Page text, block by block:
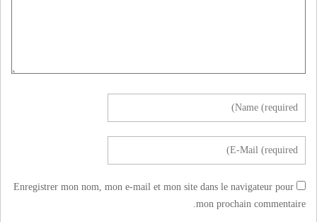
Enregistrer mon nom, mon e-mail et mon site dans le navigateur pour
mon prochain commentaire.